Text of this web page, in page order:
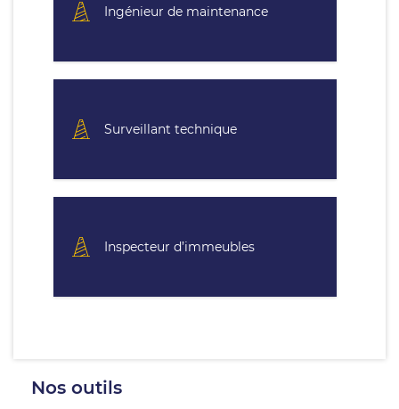
Ingénieur de maintenance
Surveillant technique
Inspecteur d’immeubles
Nos outils